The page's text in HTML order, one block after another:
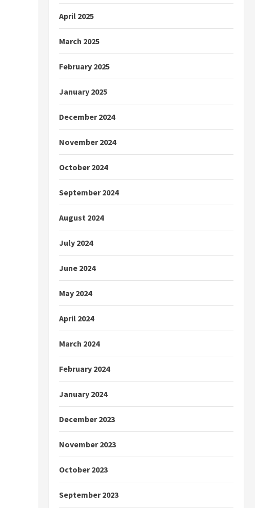
April 2025
March 2025
February 2025
January 2025
December 2024
November 2024
October 2024
September 2024
August 2024
July 2024
June 2024
May 2024
April 2024
March 2024
February 2024
January 2024
December 2023
November 2023
October 2023
September 2023